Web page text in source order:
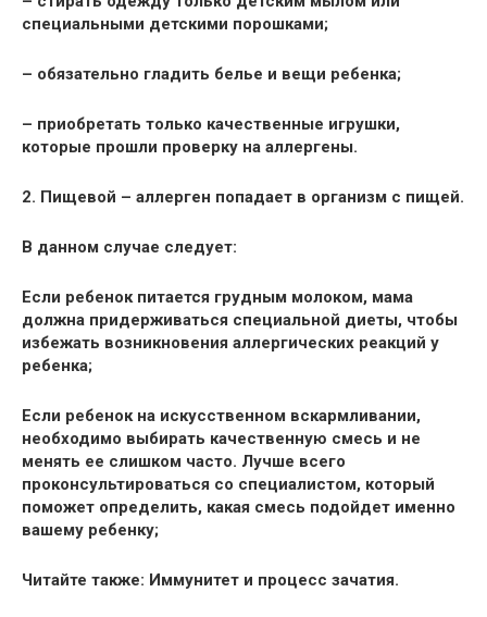
специальными детскими порошками;
– обязательно гладить белье и вещи ребенка;
– приобретать только качественные игрушки,
которые прошли проверку на аллергены.
2. Пищевой – аллерген попадает в организм с пищей.
В данном случае следует:
Если ребенок питается грудным молоком, мама
должна придерживаться специальной диеты, чтобы
избежать возникновения аллергических реакций у
ребенка;
Если ребенок на искусственном вскармливании,
необходимо выбирать качественную смесь и не
менять ее слишком часто. Лучше всего
проконсультироваться со специалистом, который
поможет определить, какая смесь подойдет именно
вашему ребенку;
Читайте также: Иммунитет и процесс зачатия.